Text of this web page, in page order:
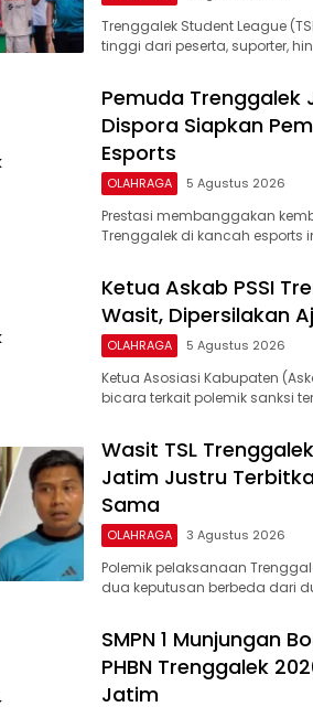
Trenggalek Student League
tinggi dari peserta, suporter,
Pemuda Trenggalek
Dispora Siapkan
Esports
OLAHRAGA 5 Agustus 2026
Prestasi membanggakan
Trenggalek di kancah esports
Ketua Askab PSSI
Wasit, Dipersilakan
OLAHRAGA 5 Agustus 2026
Ketua Asosiasi Kabupaten
bicara terkait polemik sanksi
Wasit TSL
Jatim Justru
Sama
OLAHRAGA 3 Agustus 2026
Polemik pelaksanaan
dua keputusan berbeda dari
SMPN 1 Munjungan
PHBN Trenggalek
Jatim